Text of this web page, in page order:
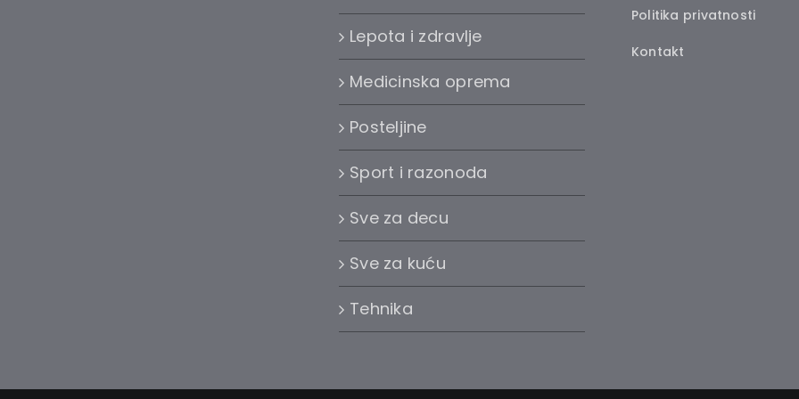
Lepota i zdravlje
Medicinska oprema
Posteljine
Sport i razonoda
Sve za decu
Sve za kuću
Tehnika
Politika privatnosti
Kontakt